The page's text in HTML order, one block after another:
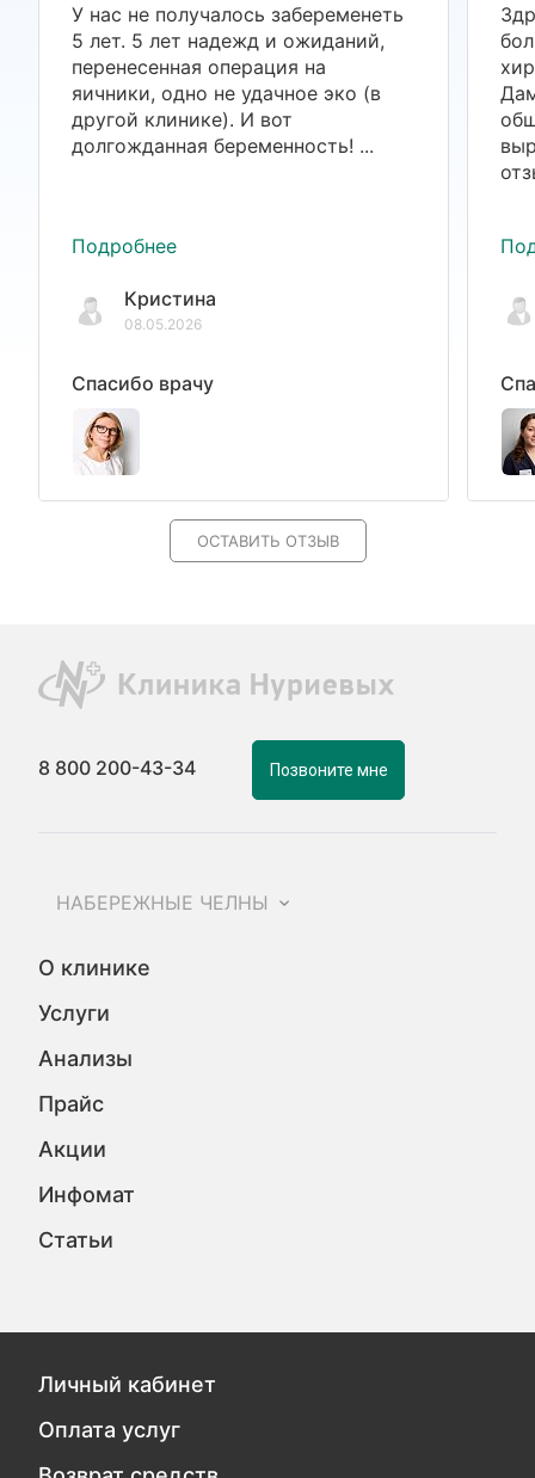
У нас не получалось забеременеть
5 лет. 5 лет надежд и ожиданий,
перенесенная операция на
яичники, одно не удачное эко (в
другой клинике). И вот
долгожданная беременность! ...
Подробнее
Кристина
08.05.2026
Спасибо врачу
ОСТАВИТЬ ОТЗЫВ
8 800 200-43-34 Позвоните мне
НАБЕРЕЖНЫЕ ЧЕЛНЫ
О клинике
Услуги
Анализы
Прайс
Акции
Инфомат
Статьи
Личный кабинет
Оплата услуг